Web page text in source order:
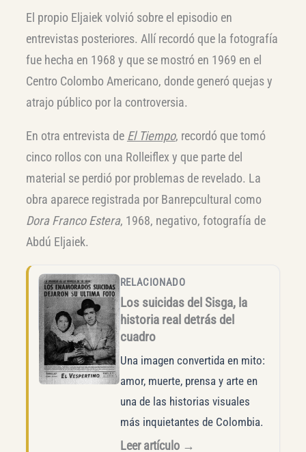
El propio Eljaiek volvió sobre el episodio en
entrevistas posteriores. Allí recordó que la fotografía
fue hecha en 1968 y que se mostró en 1969 en el
Centro Colombo Americano, donde generó quejas y
atrajo público por la controversia.
En otra entrevista de El Tiempo, recordó que tomó
cinco rollos con una Rolleiflex y que parte del
material se perdió por problemas de revelado. La
obra aparece registrada por Banrepcultural como
Dora Franco Estera, 1968, negativo, fotografía de
Abdú Eljaiek.
RELACIONADO
Los suicidas del Sisga, la
historia real detrás del
cuadro
Una imagen convertida en mito:
amor, muerte, prensa y arte en
una de las historias visuales
más inquietantes de Colombia.
Leer artículo →